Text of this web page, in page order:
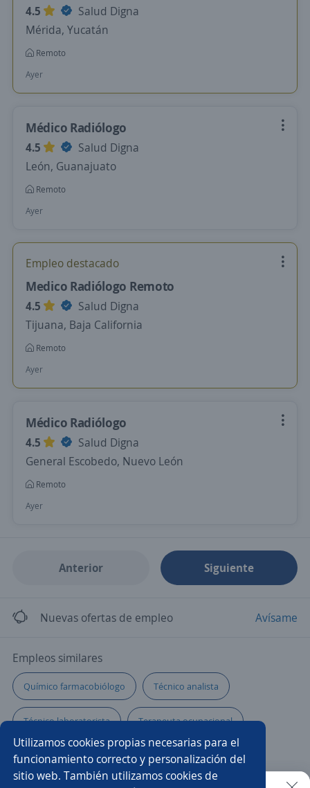
Utilizamos cookies propias necesarias para el
funcionamiento correcto y personalización del
sitio web. También utilizamos cookies de
4.5
Salud Digna
Mérida, Yucatán
Remoto
Ayer
Médico Radiólogo
4.5
Salud Digna
León, Guanajuato
Remoto
Ayer
Empleo destacado
Medico Radiólogo Remoto
4.5
Salud Digna
Tijuana, Baja California
Remoto
Ayer
Médico Radiólogo
4.5
Salud Digna
General Escobedo, Nuevo León
Remoto
Ayer
Anterior Siguiente
Nuevas ofertas de empleo Avísame
Empleos similares
Químico farmacobiólogo Técnico analista
Técnico laboratorista Terapeuta ocupacional
Responsable Sanitario Enfermero ocupacional